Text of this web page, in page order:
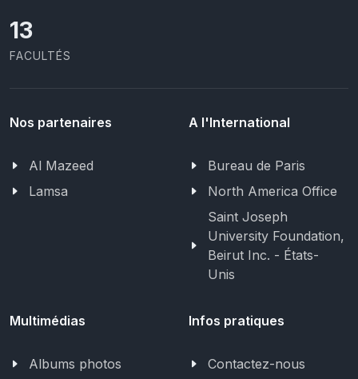
13
FACULTÉS
Nos partenaires
Al Mazeed
Lamsa
A l'International
Bureau de Paris
North America Office
Saint Joseph
University Foundation,
Beirut Inc. - États-
Unis
Multimédias
Albums photos
Infos pratiques
Contactez-nous